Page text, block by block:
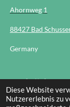
Diese Website
Nutzererlebnis zu
Ahornweg 1
88427 Bad
Germany
Rechtliches
Impressum